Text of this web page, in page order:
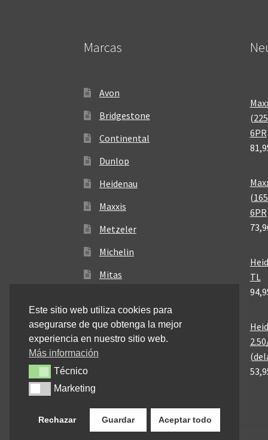
Marcas
Avon
Bridgestone
Continental
Dunlop
Heidenau
Maxxis
Metzeler
Michelin
Mitas
6PR
6PR
TL
Este sitio web utiliza cookies para
asegurarse de que obtenga la mejor
experiencia en nuestro sitio web.
Más información
TécnicoTécnico
MarketingMarketing
Rechazar Guardar Aceptar todo